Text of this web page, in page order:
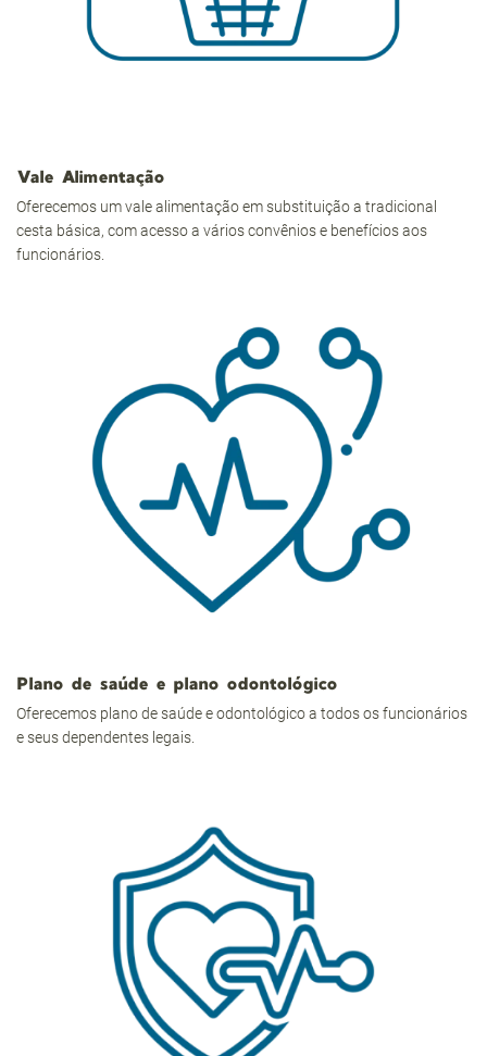
Vale Alimentação
Oferecemos um vale alimentação em substituição a tradicional
cesta básica, com acesso a vários convênios e benefícios aos
funcionários.
Plano de saúde e plano odontológico
Oferecemos plano de saúde e odontológico a todos os funcionários
e seus dependentes legais.